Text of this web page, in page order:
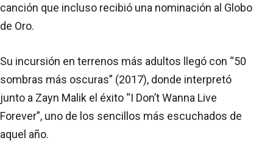
canción que incluso recibió una nominación al Globo
de Oro.
Su incursión en terrenos más adultos llegó con “50
sombras más oscuras” (2017), donde interpretó
junto a Zayn Malik el éxito “I Don’t Wanna Live
Forever”, uno de los sencillos más escuchados de
aquel año.